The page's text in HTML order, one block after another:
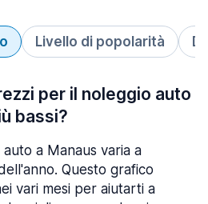
Livello di popolarità
per il noleggio auto
bassi?
a Manaus varia a
Questo grafico
vari mesi per aiutarti a